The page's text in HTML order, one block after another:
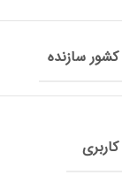
کشور سازنده
کاربری